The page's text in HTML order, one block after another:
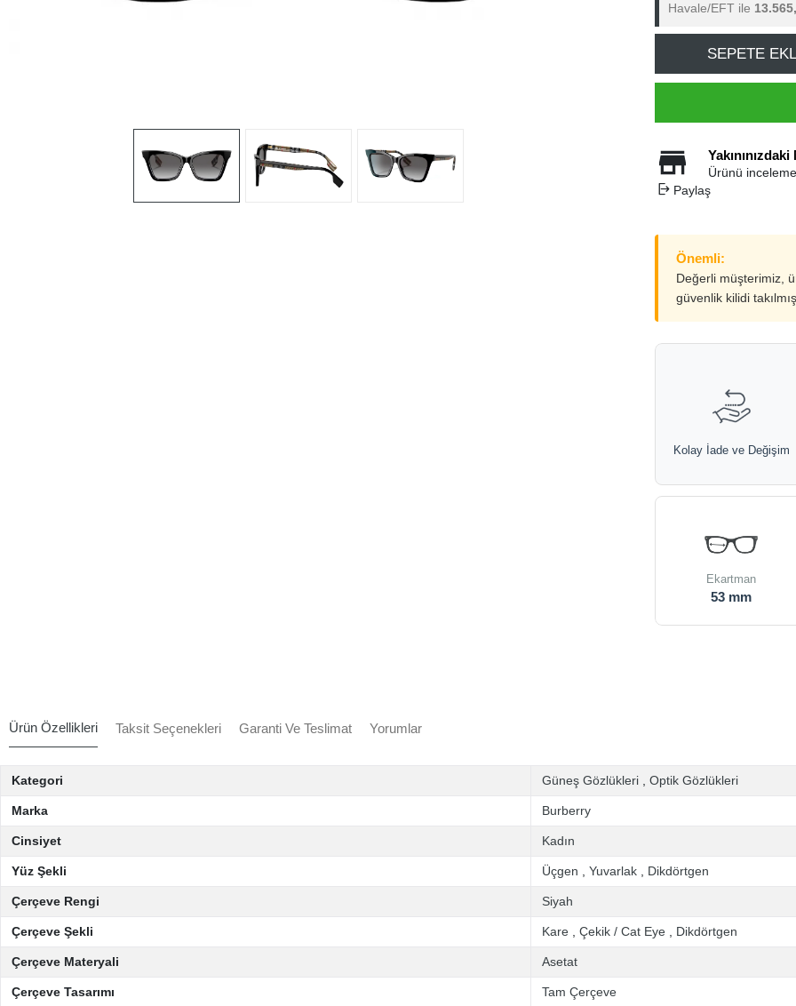
Havale/EFT ile
SEPETE
Ürünü
Paylaş
Önemli:
Değerli müşterimiz,
güvenlik kilidi
Kolay İade ve Değişim
Ekartman
53 mm
Ürün Özellikleri Taksit Seçenekleri Garanti Ve Teslimat Yorumlar
Kategori Güneş Gözlükleri Optik Gözlükleri
Marka Burberry
Cinsiyet Kadın
Yüz Şekli Üçgen Yuvarlak Dikdörtgen
Çerçeve Rengi Siyah
Çerçeve Şekli Kare Çekik / Cat Eye Dikdörtgen
Çerçeve Materyali Asetat
Çerçeve Tasarımı Tam Çerçeve